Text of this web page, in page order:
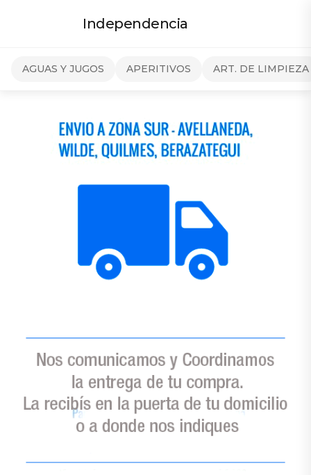
Independencia
AGUAS Y JUGOS APERITIVOS ART. DE LIMPIEZA